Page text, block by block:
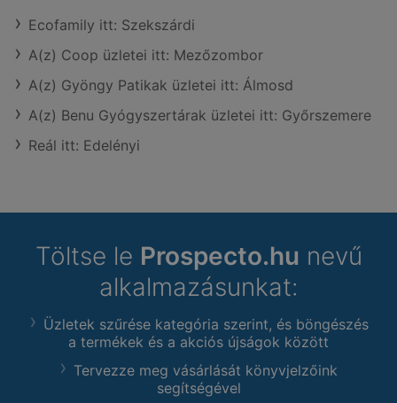
Ecofamily itt: Szekszárdi
A(z) Coop üzletei itt: Mezőzombor
A(z) Gyöngy Patikak üzletei itt: Álmosd
A(z) Benu Gyógyszertárak üzletei itt: Győrszemere
Reál itt: Edelényi
Töltse le Prospecto.hu nevű
alkalmazásunkat:
Üzletek szűrése kategória szerint, és böngészés
a termékek és a akciós újságok között
Tervezze meg vásárlását könyvjelzőink
segítségével